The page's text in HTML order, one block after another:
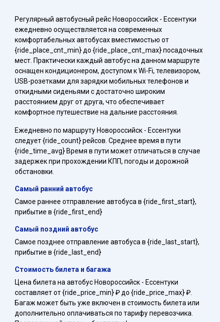
Регулярный автобусный рейс Новороссийск - Ессентуки
ежедневно осуществляется на современных
комфортабельных автобусах вместимостью от
{ride_place_cnt_min} до {ride_place_cnt_max} посадочных
мест. Практически каждый автобус на данном маршруте
оснащен кондиционером, доступом к Wi-Fi, телевизором,
USB-розетками для зарядки мобильных телефонов и
откидными сиденьями с достаточно широким
расстоянием друг от друга, что обеспечивает
комфортное путешествие на дальние расстояния.
Ежедневно по маршруту Новороссийск - Ессентуки
следует {ride_count} рейсов. Среднее время в пути
{ride_time_avg} Время в пути может отличаться в случае
задержек при прохождении КПП, погоды и дорожной
обстановки.
Самый ранний автобус
Самое раннее отправление автобуса в {ride_first_start},
прибытие в {ride_first_end}
Самый поздний автобус
Самое позднее отправление автобуса в {ride_last_start},
прибытие в {ride_last_end}
Стоимость билета и багажа
Цена билета на автобус Новороссийск - Ессентуки
составляет от {ride_price_min} ₽ до {ride_price_max} ₽.
Багаж может быть уже включен в стоимость билета или
дополнительно оплачиваться по тарифу перевозчика.